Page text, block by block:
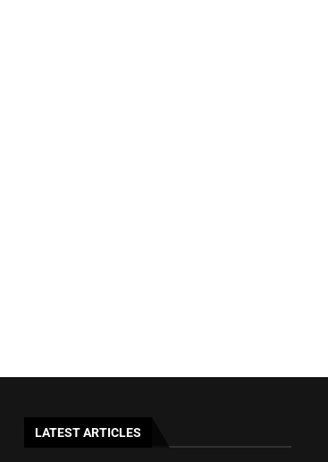
LATEST ARTICLES